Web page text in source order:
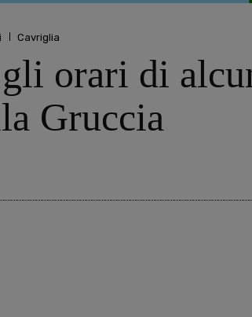
Cavriglia
orari di
Gruccia